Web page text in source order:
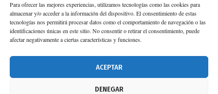
Para ofrecer las mejores experiencias, utilizamos tecnologías como las cookies para
almacenar y/o acceder a la información del dispositivo. El consentimiento de estas
tecnologías nos permitirá procesar datos como el comportamiento de navegación o las
identificaciones únicas en este sitio. No consentir o retirar el consentimiento, puede
afectar negativamente a ciertas características y funciones.
ACEPTAR
DENEGAR